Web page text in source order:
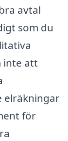
avtal
som du
inte att
elräkningar
för